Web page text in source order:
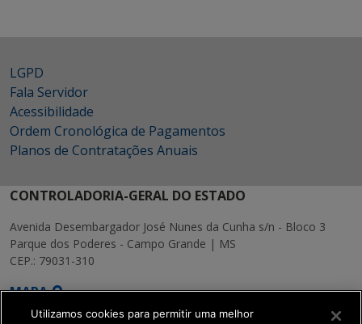
LGPD
Fala Servidor
Acessibilidade
Ordem Cronológica de Pagamentos
Planos de Contratações Anuais
CONTROLADORIA-GERAL DO ESTADO
Avenida Desembargador José Nunes da Cunha s/n - Bloco 3
Parque dos Poderes - Campo Grande | MS
CEP.: 79031-310
MAPA
Utilizamos cookies para permitir uma melhor